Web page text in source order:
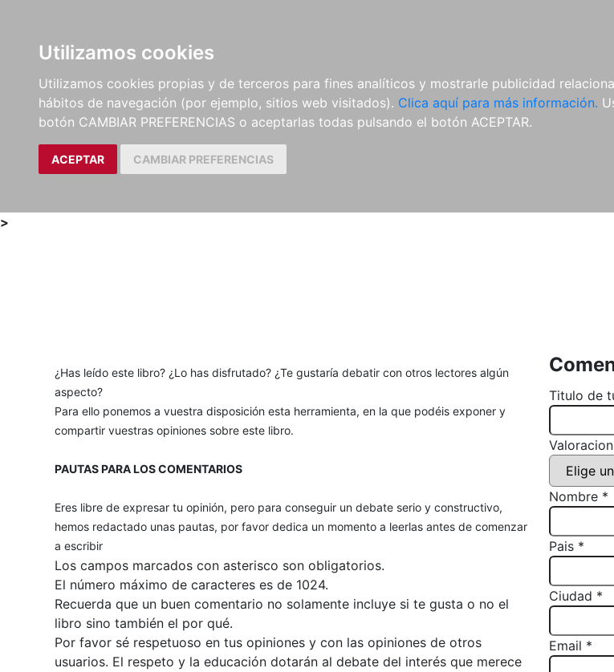
Utilizamos cookies
Utilizamos cookies propias y de terceros para fines analíticos y mostrarle publicidad
hábitos de navegación (por ejemplo, sitios web visitados). Clica aquí para más información.
botón CAMBIAR PREFERENCIAS o aceptarlas todas pulsando el botón ACEPTAR.
ACEPTAR CAMBIAR PREFERENCIAS
LIBROS
MÉTODOS Y
EJERCICIOS
PARTITURAS Y EDICIONES
CRÍTICAS
REVISTAS
CDS Y
DVDS
>
¿Has leído este libro? ¿Lo has disfrutado? ¿Te gustaría debatir con otros lectores algún
aspecto?
Para ello ponemos a vuestra disposición esta herramienta, en la que podéis exponer y
compartir vuestras opiniones sobre este libro.
PAUTAS PARA LOS COMENTARIOS
Eres libre de expresar tu opinión, pero para conseguir un debate serio y constructivo,
hemos redactado unas pautas, por favor dedica un momento a leerlas antes de comenzar
a escribir
Los campos marcados con asterisco son obligatorios.
El número máximo de caracteres es de 1024.
Recuerda que un buen comentario no solamente incluye si te gusta o no el
libro sino también el por qué.
Por favor sé respetuoso en tus opiniones y con las opiniones de otros
usuarios. El respeto y la educación dotarán al debate del interés que merece
Titulo de
Nombre *
Pais *
Ciudad *
Email *